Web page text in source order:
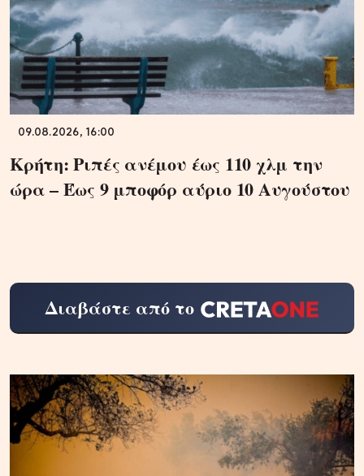
09.08.2026, 16:00
Κρήτη: Ριπές ανέμου έως 110 χλμ την
ώρα – Έως 9 μποφόρ αύριο 10 Αυγούστου
Διαβάστε από το